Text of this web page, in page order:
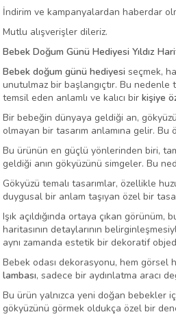
İndirim ve kampanyalardan haberdar
Mutlu alışverişler dileriz.
Bebek Doğum Günü Hediyesi Yıldız
Bebek doğum günü hediyesi seçmek,
unutulmaz bir başlangıçtır. Bu
temsil eden anlamlı ve kalıcı bir kişiye
Bir bebeğin dünyaya geldiği an,
olmayan bir tasarım anlamına gelir. Bu
Bu ürünün en güçlü yönlerinden biri,
geldiği anın gökyüzünü simgeler. Bu
Gökyüzü temalı tasarımlar, özellikle
duygusal bir anlam taşıyan özel bir
Işık açıldığında ortaya çıkan
haritasının detaylarının
aynı zamanda estetik bir dekoratif
Bebek odası dekorasyonu, hem görsel
lambası, sadece bir aydınlatma aracı
Bu ürün yalnızca yeni doğan bebekler
gökyüzünü görmek oldukça özel bir